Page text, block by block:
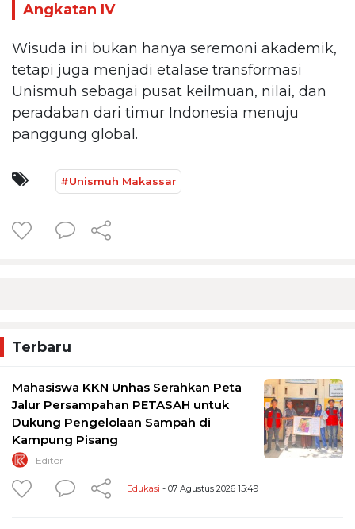
Angkatan IV
Wisuda ini bukan hanya seremoni akademik,
tetapi juga menjadi etalase transformasi
Unismuh sebagai pusat keilmuan, nilai, dan
peradaban dari timur Indonesia menuju
panggung global.
#Unismuh Makassar
Terbaru
Mahasiswa KKN Unhas Serahkan Peta
Jalur Persampahan PETASAH untuk
Dukung Pengelolaan Sampah di
Kampung Pisang
Editor
Edukasi - 07 Agustus 2026 15:49